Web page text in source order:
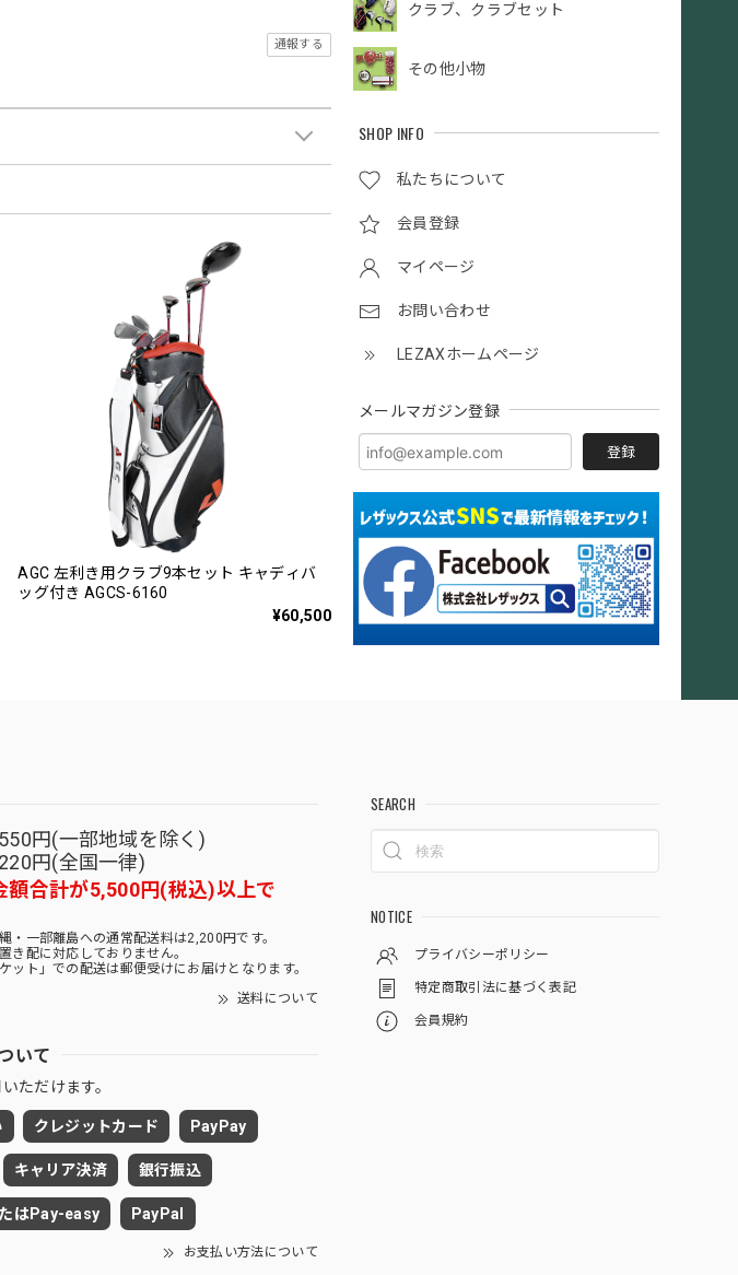
クラブ、クラブセット
その他小物
SHOP INFO
私たちについて
会員登録
マイページ
お問い合わせ
LEZAXホームページ
メールマガジン登録
登録
通報する
AGC 左利き用クラブ9本セット キャディバ
ッグ付き AGCS-6160
¥60,500
円(一部地域を除く)
円(全国一律)
額合計が5,500円(税込)以上で
・一部離島への通常配送料は2,200円です。
き配に対応しておりません。
ット」での配送は郵便受けにお届けとなります。
送料について
いて
ただけます。
クレジットカード PayPay
キャリア決済 銀行振込
はPay-easy PayPal
お支払い方法について
SEARCH
NOTICE
プライバシーポリシー
特定商取引法に基づく表記
会員規約